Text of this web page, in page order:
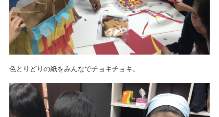
色とりどりの紙をみんなでチョキチョキ。